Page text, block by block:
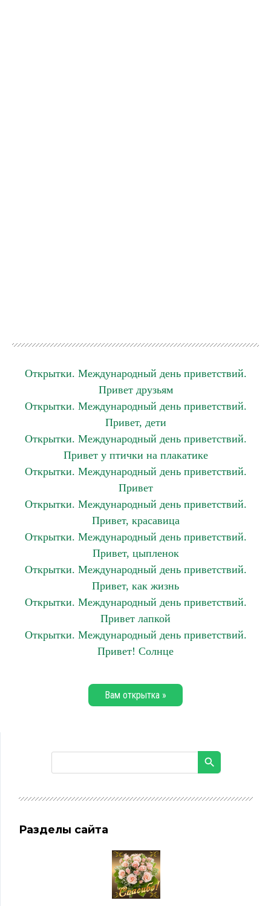
Открытки. Международный день приветствий.
Привет друзьям
Открытки. Международный день приветствий.
Привет, дети
Открытки. Международный день приветствий.
Привет у птички на плакатике
Открытки. Международный день приветствий.
Привет
Открытки. Международный день приветствий.
Привет, красавица
Открытки. Международный день приветствий.
Привет, цыпленок
Открытки. Международный день приветствий.
Привет, как жизнь
Открытки. Международный день приветствий.
Привет лапкой
Открытки. Международный день приветствий.
Привет! Солнце
Вам открытка »
Разделы сайта